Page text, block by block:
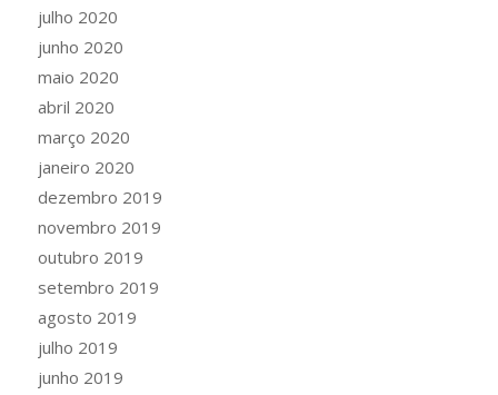
julho 2020
junho 2020
maio 2020
abril 2020
março 2020
janeiro 2020
dezembro 2019
novembro 2019
outubro 2019
setembro 2019
agosto 2019
julho 2019
junho 2019